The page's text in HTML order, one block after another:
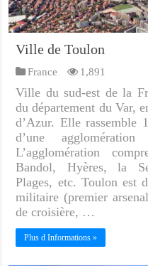
Ville de Toulon
France 1,891
Ville du sud-est de la
du département du Var,
d’Azur. Elle rassemble
d’une
L’agglomération
Bandol, Hyères, la
Plages, etc. Toulon est
militaire (premier
de croisière, …
Plus d Informations »